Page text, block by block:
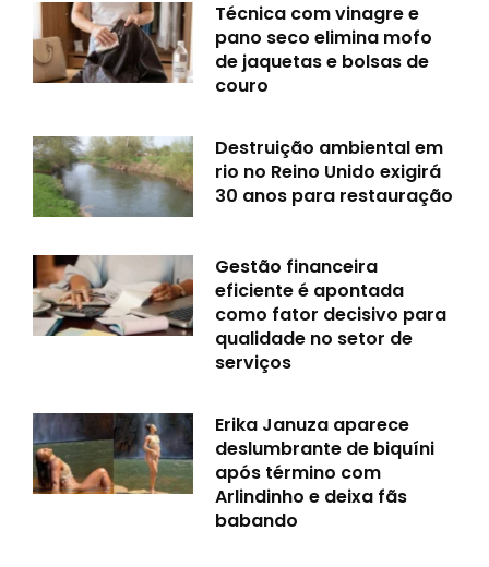
Técnica com vinagre e
pano seco elimina mofo
de jaquetas e bolsas de
couro
Destruição ambiental em
rio no Reino Unido exigirá
30 anos para restauração
Gestão financeira
eficiente é apontada
como fator decisivo para
qualidade no setor de
serviços
Erika Januza aparece
deslumbrante de biquíni
após término com
Arlindinho e deixa fãs
babando